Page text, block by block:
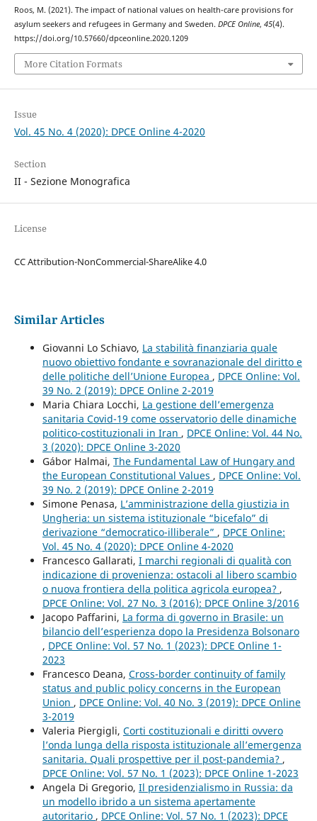
Roos, M. (2021). The impact of national values on health-care provisions for
asylum seekers and refugees in Germany and Sweden. DPCE Online, 45(4).
https://doi.org/10.57660/dpceonline.2020.1209
More Citation Formats
Issue
Vol. 45 No. 4 (2020): DPCE Online 4-2020
Section
II - Sezione Monografica
License
CC Attribution-NonCommercial-ShareAlike 4.0
Similar Articles
Giovanni Lo Schiavo, La stabilità finanziaria quale
nuovo obiettivo fondante e sovranazionale del diritto e
delle politiche dell’Unione Europea , DPCE Online: Vol.
39 No. 2 (2019): DPCE Online 2-2019
Maria Chiara Locchi, La gestione dell’emergenza
sanitaria Covid-19 come osservatorio delle dinamiche
politico-costituzionali in Iran , DPCE Online: Vol. 44 No.
3 (2020): DPCE Online 3-2020
Gábor Halmai, The Fundamental Law of Hungary and
the European Constitutional Values , DPCE Online: Vol.
39 No. 2 (2019): DPCE Online 2-2019
Simone Penasa, L’amministrazione della giustizia in
Ungheria: un sistema istituzionale “bicefalo” di
derivazione “democratico-illiberale” , DPCE Online:
Vol. 45 No. 4 (2020): DPCE Online 4-2020
Francesco Gallarati, I marchi regionali di qualità con
indicazione di provenienza: ostacoli al libero scambio
o nuova frontiera della politica agricola europea? ,
DPCE Online: Vol. 27 No. 3 (2016): DPCE Online 3/2016
Jacopo Paffarini, La forma di governo in Brasile: un
bilancio dell’esperienza dopo la Presidenza Bolsonaro
, DPCE Online: Vol. 57 No. 1 (2023): DPCE Online 1-
2023
Francesco Deana, Cross-border continuity of family
status and public policy concerns in the European
Union , DPCE Online: Vol. 40 No. 3 (2019): DPCE Online
3-2019
Valeria Piergigli, Corti costituzionali e diritti ovvero
l’onda lunga della risposta istituzionale all’emergenza
sanitaria. Quali prospettive per il post-pandemia? ,
DPCE Online: Vol. 57 No. 1 (2023): DPCE Online 1-2023
Angela Di Gregorio, Il presidenzialismo in Russia: da
un modello ibrido a un sistema apertamente
autoritario , DPCE Online: Vol. 57 No. 1 (2023): DPCE